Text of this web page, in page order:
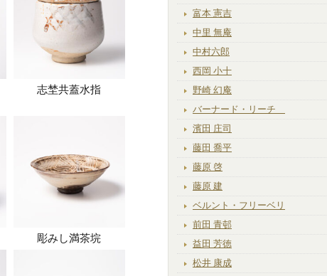
志埜共蓋水指
彫みし満茶垸
富本 憲吉
中里 無庵
中村六郎
西岡 小十
野崎 幻庵
バーナード・リーチ
濱田 庄司
藤田 喬平
藤原 啓
藤原 建
ベルント・フリーベリ
前田 青邨
益田 芳徳
松井 康成